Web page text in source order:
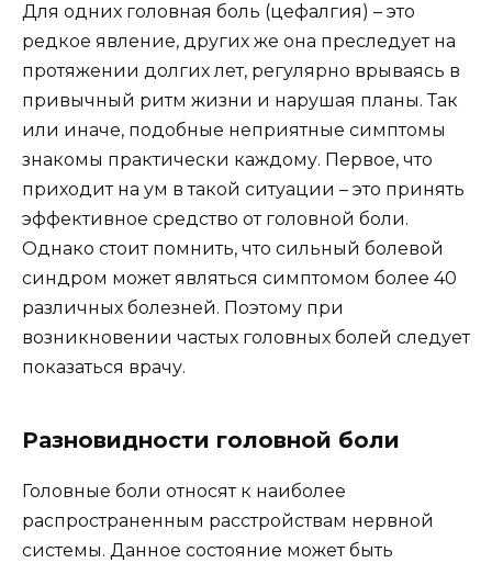
Для одних головная боль (цефалгия) – это
редкое явление, других же она преследует на
протяжении долгих лет, регулярно врываясь в
привычный ритм жизни и нарушая планы. Так
или иначе, подобные неприятные симптомы
знакомы практически каждому. Первое, что
приходит на ум в такой ситуации – это принять
эффективное средство от головной боли.
Однако стоит помнить, что сильный болевой
синдром может являться симптомом более 40
различных болезней. Поэтому при
возникновении частых головных болей следует
показаться врачу.
Разновидности головной боли
Головные боли относят к наиболее
распространенным расстройствам нервной
системы. Данное состояние может быть